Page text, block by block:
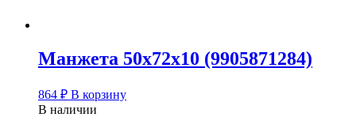
Манжета 50х72х10 (9905871284)
864 ₽ В корзину
В наличии